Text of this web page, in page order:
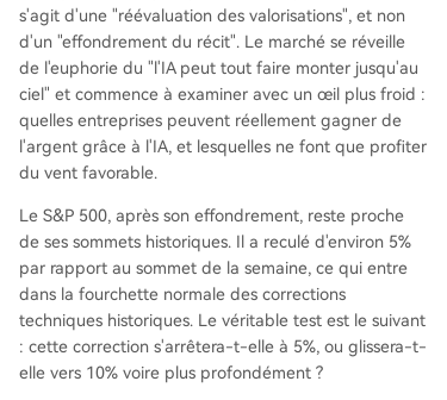
s'agit d'une "réévaluation des valorisations", et non
d'un "effondrement du récit". Le marché se réveille
de l'euphorie du "l'IA peut tout faire monter jusqu'au
ciel" et commence à examiner avec un œil plus froid :
quelles entreprises peuvent réellement gagner de
l'argent grâce à l'IA, et lesquelles ne font que profiter
du vent favorable.
Le S&P 500, après son effondrement, reste proche
de ses sommets historiques. Il a reculé d'environ 5%
par rapport au sommet de la semaine, ce qui entre
dans la fourchette normale des corrections
techniques historiques. Le véritable test est le suivant
: cette correction s'arrêtera-t-elle à 5%, ou glissera-t-
elle vers 10% voire plus profondément ?